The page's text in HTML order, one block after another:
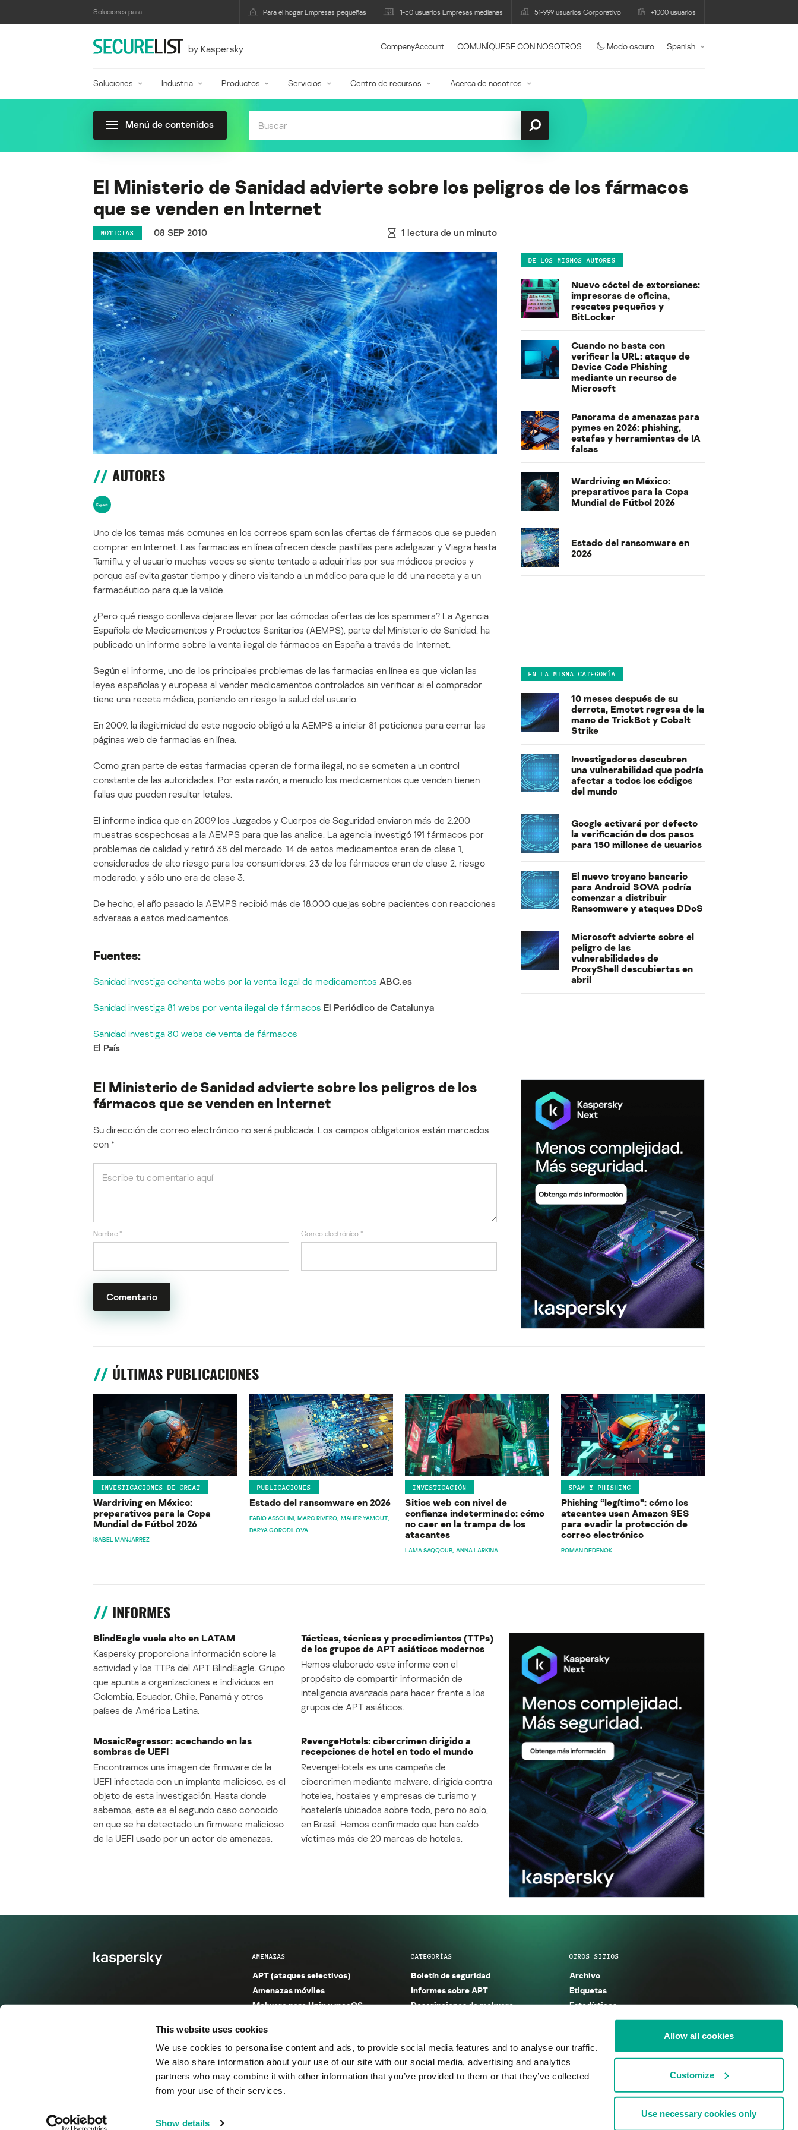
This website uses cookies
We use cookies to personalise content and ads, to provide social media features and to analyse our traffic.
We also share information about your use of our site with our social media, advertising and analytics
partners who may combine it with other information that you’ve provided to them or that they’ve collected
from your use of their services.
Show details
Allow all cookies
Customize
Use necessary cookies only
Soluciones para: Para el hogar Empresas pequeñas 1-50 usuarios Empresas medianas 51-999 usuarios Corporativo +1000 usuarios
by Kaspersky CompanyAccount COMUNÍQUESE CON NOSOTROS Modo oscuro Spanish
Soluciones Industria Productos Servicios Centro de recursos Acerca de nosotros
Menú de contenidos
El Ministerio de Sanidad advierte sobre los peligros de los fármacos
que se venden en Internet
NOTICIAS 08 SEP 2010 1 lectura de un minuto
AUTORES
Uno de los temas más comunes en los correos spam son las ofertas de fármacos que se pueden
comprar en Internet. Las farmacias en línea ofrecen desde pastillas para adelgazar y Viagra hasta
Tamiflu, y el usuario muchas veces se siente tentado a adquirirlas por sus módicos precios y
porque así evita gastar tiempo y dinero visitando a un médico para que le dé una receta y a un
farmacéutico para que la valide.
¿Pero qué riesgo conlleva dejarse llevar por las cómodas ofertas de los spammers? La Agencia
Española de Medicamentos y Productos Sanitarios (AEMPS), parte del Ministerio de Sanidad, ha
publicado un informe sobre la venta ilegal de fármacos en España a través de Internet.
Según el informe, uno de los principales problemas de las farmacias en línea es que violan las
leyes españolas y europeas al vender medicamentos controlados sin verificar si el comprador
tiene una receta médica, poniendo en riesgo la salud del usuario.
En 2009, la ilegitimidad de este negocio obligó a la AEMPS a iniciar 81 peticiones para cerrar las
páginas web de farmacias en línea.
Como gran parte de estas farmacias operan de forma ilegal, no se someten a un control
constante de las autoridades. Por esta razón, a menudo los medicamentos que venden tienen
fallas que pueden resultar letales.
El informe indica que en 2009 los Juzgados y Cuerpos de Seguridad enviaron más de 2.200
muestras sospechosas a la AEMPS para que las analice. La agencia investigó 191 fármacos por
problemas de calidad y retiró 38 del mercado. 14 de estos medicamentos eran de clase 1,
considerados de alto riesgo para los consumidores, 23 de los fármacos eran de clase 2, riesgo
moderado, y sólo uno era de clase 3.
De hecho, el año pasado la AEMPS recibió más de 18.000 quejas sobre pacientes con reacciones
adversas a estos medicamentos.
Fuentes:
Sanidad investiga ochenta webs por la venta ilegal de medicamentos ABC.es
Sanidad investiga 81 webs por venta ilegal de fármacos El Periódico de Catalunya
Sanidad investiga 80 webs de venta de fármacos
El País
El Ministerio de Sanidad advierte sobre los peligros de los
fármacos que se venden en Internet
Su dirección de correo electrónico no será publicada. Los campos obligatorios están marcados
con *
Nombre * Correo electrónico *
DE LOS MISMOS AUTORES
Nuevo cóctel de extorsiones:
impresoras de oficina,
rescates pequeños y
BitLocker
Cuando no basta con
verificar la URL: ataque de
Device Code Phishing
mediante un recurso de
Microsoft
Panorama de amenazas para
pymes en 2026: phishing,
estafas y herramientas de IA
falsas
Wardriving en México:
preparativos para la Copa
Mundial de Fútbol 2026
Estado del ransomware en
2026
EN LA MISMA CATEGORÍA
10 meses después de su
derrota, Emotet regresa de la
mano de TrickBot y Cobalt
Strike
Investigadores descubren
una vulnerabilidad que podría
afectar a todos los códigos
del mundo
Google activará por defecto
la verificación de dos pasos
para 150 millones de usuarios
El nuevo troyano bancario
para Android SOVA podría
comenzar a distribuir
Ransomware y ataques DDoS
Microsoft advierte sobre el
peligro de las
vulnerabilidades de
ProxyShell descubiertas en
abril
ÚLTIMAS PUBLICACIONES
INVESTIGACIONES DE GREAT
Wardriving en México:
preparativos para la Copa
Mundial de Fútbol 2026
ISABEL MANJARREZ
PUBLICACIONES
Estado del ransomware en 2026
FABIO ASSOLINI MARC RIVERO MAHER YAMOUT
DARYA GORODILOVA
INVESTIGACIÓN
Sitios web con nivel de
confianza indeterminado: cómo
no caer en la trampa de los
atacantes
LAMA SAQQOUR ANNA LARKINA
SPAM Y PHISHING
Phishing “legítimo”: cómo los
atacantes usan Amazon SES
para evadir la protección de
correo electrónico
ROMAN DEDENOK
INFORMES
BlindEagle vuela alto en LATAM
Kaspersky proporciona información sobre la
actividad y los TTPs del APT BlindEagle. Grupo
que apunta a organizaciones e individuos en
Colombia, Ecuador, Chile, Panamá y otros
países de América Latina.
Tácticas, técnicas y procedimientos (TTPs)
de los grupos de APT asiáticos modernos
Hemos elaborado este informe con el
propósito de compartir información de
inteligencia avanzada para hacer frente a los
grupos de APT asiáticos.
MosaicRegressor: acechando en las
sombras de UEFI
Encontramos una imagen de firmware de la
UEFI infectada con un implante malicioso, es el
objeto de esta investigación. Hasta donde
sabemos, este es el segundo caso conocido
en que se ha detectado un firmware malicioso
de la UEFI usado por un actor de amenazas.
RevengeHotels: cibercrimen dirigido a
recepciones de hotel en todo el mundo
RevengeHotels es una campaña de
cibercrimen mediante malware, dirigida contra
hoteles, hostales y empresas de turismo y
hostelería ubicados sobre todo, pero no solo,
en Brasil. Hemos confirmado que han caído
víctimas más de 20 marcas de hoteles.
AMENAZAS
APT (ataques selectivos)
Amenazas móviles
Malware para Unix y macOS
Entorno seguro (IoT)
Amenazas financieras
Amenazas industriales
Spam y phishing
CATEGORÍAS
Boletín de seguridad
Informes sobre APT
Descripciones de malware
Informes sobre spam y phishing
Publicaciones
Incidentes
OTROS SITIOS
Archivo
Etiquetas
Estadísticas
Enciclopedia
KSB 2025
© 2026 AO Kaspersky Lab. Todos los derechos reservados. Acuerdo de licencia Cookies